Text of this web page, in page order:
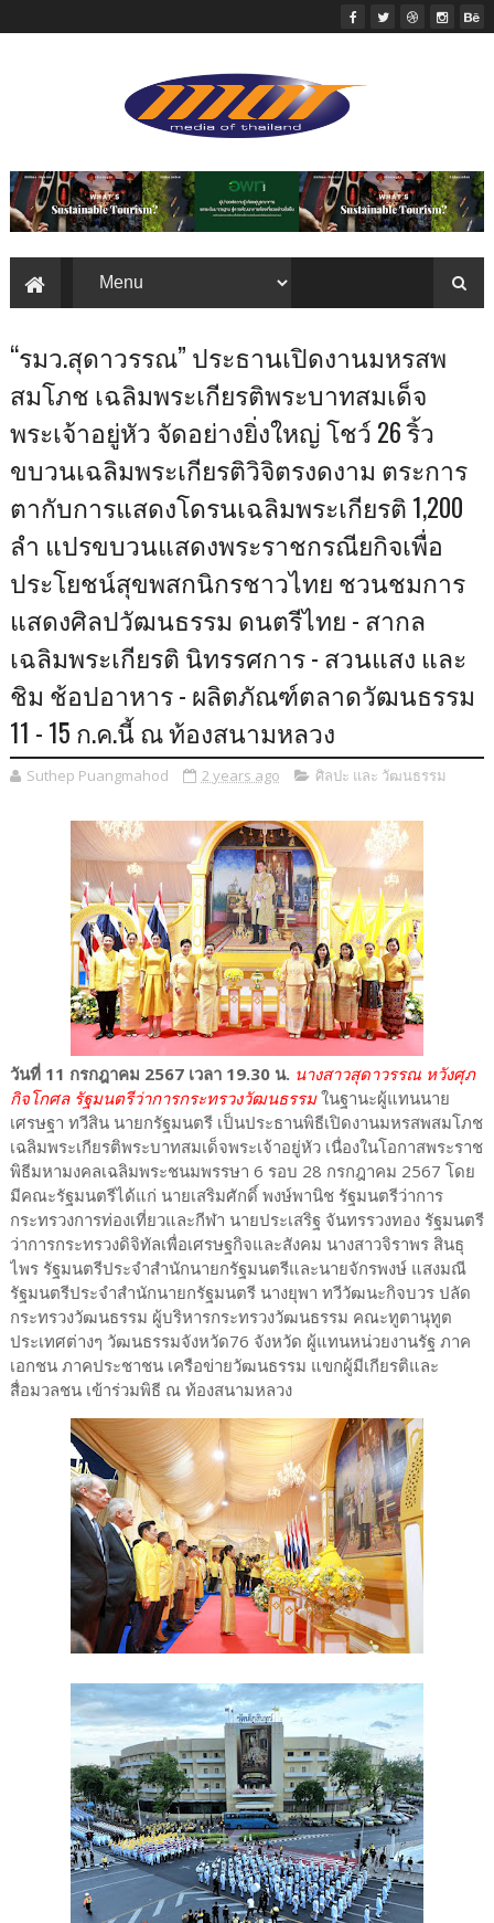
“รมว.สุดาวรรณ” ประธานเปิดงานมหรสพ
สมโภช เฉลิมพระเกียรติพระบาทสมเด็จ
พระเจ้าอยู่หัว จัดอย่างยิ่งใหญ่ โชว์ 26 ริ้ว
ขบวนเฉลิมพระเกียรติวิจิตรงดงาม ตระการ
ตากับการแสดงโดรนเฉลิมพระเกียรติ 1,200
ลำ แปรขบวนแสดงพระราชกรณียกิจเพื่อ
ประโยชน์สุขพสกนิกรชาวไทย ชวนชมการ
แสดงศิลปวัฒนธรรม ดนตรีไทย - สากล
เฉลิมพระเกียรติ นิทรรศการ - สวนแสง และ
ชิม ช้อปอาหาร - ผลิตภัณฑ์ตลาดวัฒนธรรม
11 - 15 ก.ค.นี้ ณ ท้องสนามหลวง
Suthep Puangmahod 2 years ago ศิลปะ และ วัฒนธรรม
วันที่ 11 กรกฎาคม 2567 เวลา 19.30 น. นางสาวสุดาวรรณ หวังศุภ
กิจโกศล รัฐมนตรีว่าการกระทรวงวัฒนธรรมในฐานะผู้แทนนาย
เศรษฐา ทวีสิน นายกรัฐมนตรี เป็นประธานพิธีเปิดงานมหรสพสมโภช
เฉลิมพระเกียรติพระบาทสมเด็จพระเจ้าอยู่หัว เนื่องในโอกาสพระราช
พิธีมหามงคลเฉลิมพระชนมพรรษา 6 รอบ 28 กรกฎาคม 2567 โดย
มีคณะรัฐมนตรีได้แก่ นายเสริมศักดิ์ พงษ์พานิช รัฐมนตรีว่าการ
กระทรวงการท่องเที่ยวและกีฬา นายประเสริฐ จันทรรวงทอง รัฐมนตรี
ว่าการกระทรวงดิจิทัลเพื่อเศรษฐกิจและสังคม นางสาวจิราพร สินธุ
ไพร รัฐมนตรีประจำสำนักนายกรัฐมนตรีและนายจักรพงษ์ แสงมณี
รัฐมนตรีประจำสำนักนายกรัฐมนตรี นางยุพา ทวีวัฒนะกิจบวร ปลัด
กระทรวงวัฒนธรรม ผู้บริหารกระทรวงวัฒนธรรม คณะทูตานุทูต
ประเทศต่างๆ วัฒนธรรมจังหวัด76 จังหวัด ผู้แทนหน่วยงานรัฐ ภาค
เอกชน ภาคประชาชน เครือข่ายวัฒนธรรม แขกผู้มีเกียรติและ
สื่อมวลชน เข้าร่วมพิธี ณ ท้องสนามหลวง